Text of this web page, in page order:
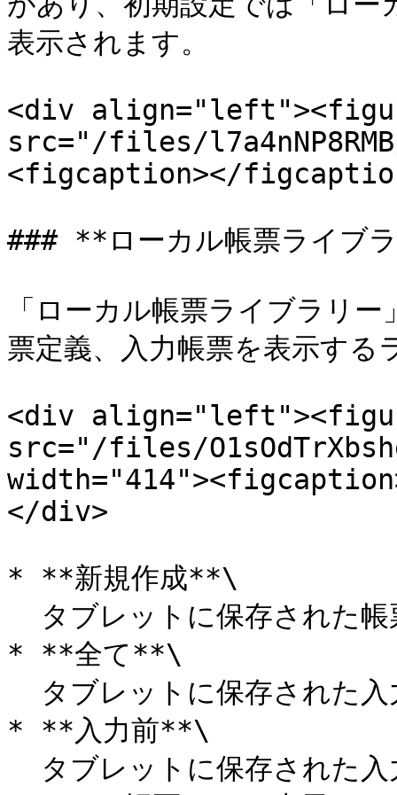
表示されます。
<div
src="/files/
<figcaption></
### **ローカル帳票ライブ
「ローカル帳票ライブラリ
票定義、入力帳票を表示する
<div
src="/files/
</div>
* **新規作成**\
* **全て**\
* **入力前**\